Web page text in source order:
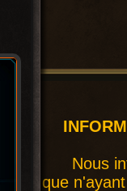
Nous
que